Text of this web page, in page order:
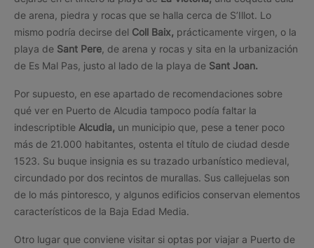
de arena, piedra y rocas que se halla cerca de S’Illot. Lo
mismo podría decirse del Coll Baix, prácticamente virgen, o la
playa de Sant Pere , de arena y rocas y sita en la urbanización
de Es Mal Pas, justo al lado de la playa de Sant Joan.
Por supuesto, en ese apartado de recomendaciones sobre
qué ver en Puerto de Alcudia tampoco podía faltar la
indescriptible Alcudia, un municipio que, pese a tener poco
más de 21.000 habitantes, ostenta el título de ciudad desde
1523. Su buque insignia es su trazado urbanístico medieval,
circundado por dos recintos de murallas. Sus callejuelas son
de lo más pintoresco, y algunos edificios conservan elementos
característicos de la Baja Edad Media.
Otro lugar que conviene visitar si optas por viajar a Puerto de